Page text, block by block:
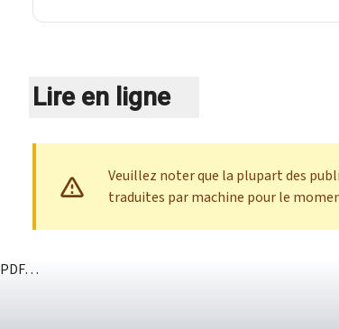
Lire en ligne
Veuillez noter que la plupart des
traduites par machine pour le